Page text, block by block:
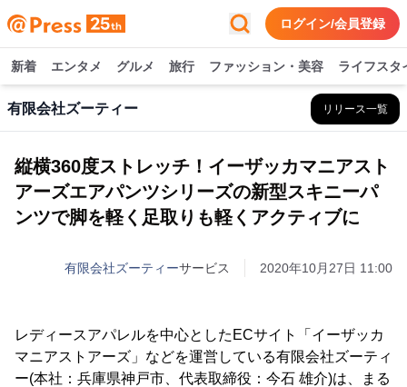
ログイン/会員登録
新着 エンタメ グルメ 旅行 ファッション・美容 ライフスタ
有限会社ズーティー リリース一覧
縦横360度ストレッチ！イーザッカマニアスト
アーズエアパンツシリーズの新型スキニーパ
ンツで脚を軽く足取りも軽くアクティブに
有限会社ズーティーサービス 2020年10月27日 11:00
レディースアパレルを中心としたECサイト「イーザッカ
マニアストアーズ」などを運営している有限会社ズーティ
ー(本社：兵庫県神戸市、代表取締役：今石 雄介)は、まる